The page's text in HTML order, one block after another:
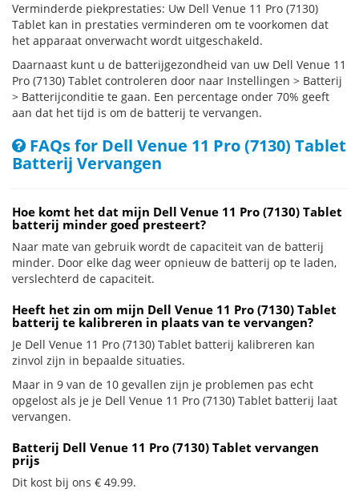
Verminderde piekprestaties: Uw Dell Venue 11 Pro (7130)
Tablet kan in prestaties verminderen om te voorkomen dat
het apparaat onverwacht wordt uitgeschakeld.
Daarnaast kunt u de batterijgezondheid van uw Dell Venue 11
Pro (7130) Tablet controleren door naar Instellingen > Batterij
> Batterijconditie te gaan. Een percentage onder 70% geeft
aan dat het tijd is om de batterij te vervangen.
FAQs for Dell Venue 11 Pro (7130) Tablet
Batterij Vervangen
Hoe komt het dat mijn Dell Venue 11 Pro (7130) Tablet
batterij minder goed presteert?
Naar mate van gebruik wordt de capaciteit van de batterij
minder. Door elke dag weer opnieuw de batterij op te laden,
verslechterd de capaciteit.
Heeft het zin om mijn Dell Venue 11 Pro (7130) Tablet
batterij te kalibreren in plaats van te vervangen?
Je Dell Venue 11 Pro (7130) Tablet batterij kalibreren kan
zinvol zijn in bepaalde situaties.
Maar in 9 van de 10 gevallen zijn je problemen pas echt
opgelost als je je Dell Venue 11 Pro (7130) Tablet batterij laat
vervangen.
Batterij Dell Venue 11 Pro (7130) Tablet vervangen
prijs
Dit kost bij ons € 49.99.